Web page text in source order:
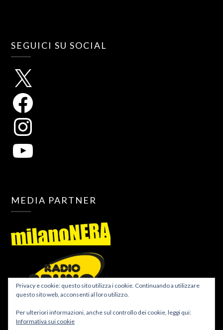
SEGUICI SU SOCIAL
MEDIA PARTNER
Privacy e cookie: questo sito utilizza i cookie. Continuando a utilizzare
questo sito web, acconsenti al loro utilizzo.
Per ulteriori informazioni, anche sul controllo dei cookie, leggi qui:
Informativa sui cookie